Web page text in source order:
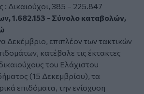
: Δικαιούχοι, 385 – 225.847
1.682.153 - Σύνολο καταβολών,
επιπλέον των τακτικών
κατέβαλε τις έκτακτες
του Ελάχιστου
(15 Δεκεμβρίου), τα
επιδόματα, την ενίσχυση